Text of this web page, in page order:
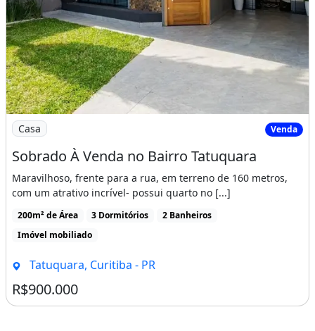
Churrasqueira Varanda Área de serviço
Imagem: Sobrado À Venda no Bairro Tatuquara
Casa Venda
Sobrado À Venda no Bairro Tatuquara
Maravilhoso, frente para a rua, em terreno de 160 metros,
com um atrativo incrível- possui quarto no [...]
200m² de Área 3 Dormitórios
2 Banheiros
Imóvel mobiliado
Tatuquara, Curitiba - PR
R$900.000